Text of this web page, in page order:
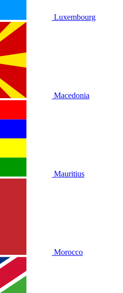
Luxembourg
Macedonia
Mauritius
Morocco